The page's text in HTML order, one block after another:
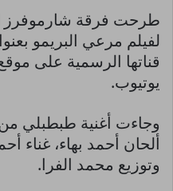
طرحت فرقة شارموفرز
لفيلم مرعي البريمو
قناتها الرسمية على
يوتيوب.
وجاءت أغنية طبطبلي من
ألحان أحمد بهاء، غناء
وتوزيع محمد الفرا.